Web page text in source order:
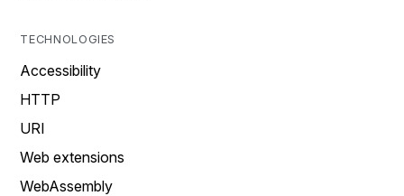
TECHNOLOGIES
Accessibility
HTTP
URI
Web extensions
WebAssembly